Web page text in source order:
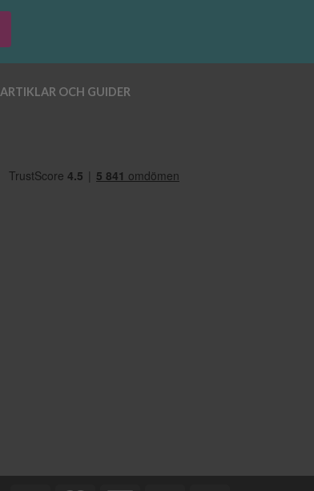
ARTIKLAR OCH GUIDER